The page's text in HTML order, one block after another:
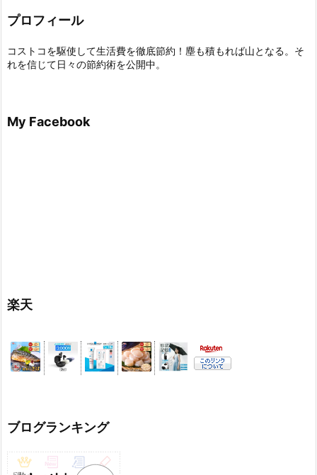
プロフィール
コストコを駆使して生活費を徹底節約！塵も積もれば山となる。そ
れを信じて日々の節約術を公開中。
My Facebook
楽天
ブログランキング